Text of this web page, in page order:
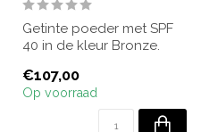
Getinte poeder met SPF
40 in de kleur Bronze.
zonnestralen, egal...
€107,00
Op voorraad